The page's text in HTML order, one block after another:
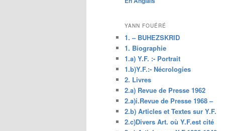
principal
YANN FOUÉRÉ
1. – BUHEZSKRID
1. Biographie
1.a) Y.F. :- Portrait
1.b)Y.F.:- Nécrologies
2. Livres
2.a) Revue de Presse 1962
2.a)i.Revue de Presse 1968 –
2.b) Articles et Textes sur Y.F.
2.c)Divers Art. où Y.F.est cité